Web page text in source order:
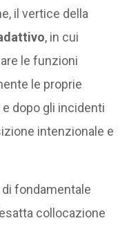
il vertice della
, in cui
le funzioni
le proprie
dopo gli incidenti
intenzionale e
fondamentale
collocazione